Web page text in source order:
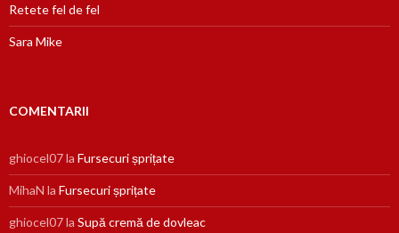
Retete fel de fel
Sara Mike
COMENTARII
ghiocel07la Fursecuri șprițate
MihaN la Fursecuri șprițate
ghiocel07la Supă cremă de dovleac